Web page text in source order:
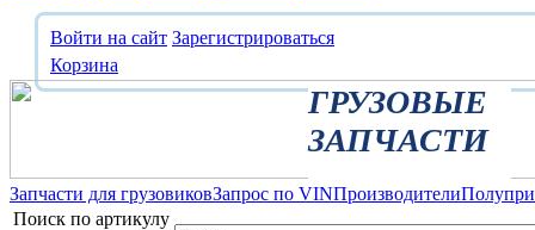
Войти на сайт Зарегистрироваться
Корзина
ГРУЗОВЫЕ
ЗАПЧАСТИ
Запчасти для грузовиковЗапрос по VINПроизводители
Поиск по артикулу